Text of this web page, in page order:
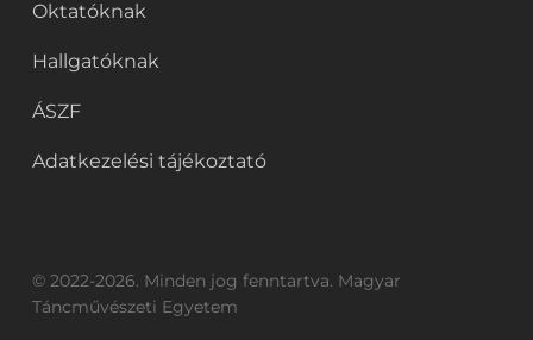
Oktatóknak
Hallgatóknak
ÁSZF
Adatkezelési tájékoztató
© 2022-2026. Minden jog fenntartva. Magyar
Táncművészeti Egyetem